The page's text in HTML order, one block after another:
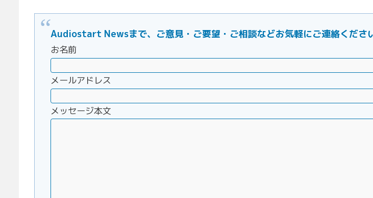
Audiostart Newsまで、ご意見・ご要望・ご相談などお気軽にご連絡くださ
お名前
メールアドレス
メッセージ本文